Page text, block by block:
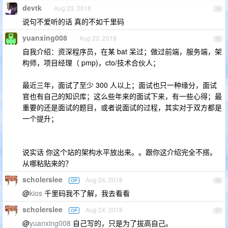
74
devtk Aug 23, 2018
说句不爱听的话 真的不如千里码
75
yuanxing008 Aug 23, 2018
自我介绍：资深程序员，在某 bat 呆过；做过前端，服务端，架
构师，项目经理（ pmp)，cto/技术合伙人；
最近三年，面试了至少 300 人以上；面试也只一种缘分，面试
官也有自己的知识库；这么些年来的面试下来，有一些心得；最
重要的还是面试的题目，或者说面试的过程，其实对于双方都是
一个提升；
说实话 你这个站的架构水平放出来。。跟你这介绍完全不搭。
从哪粘贴来的？
76
scholerslee OP Aug 24, 2018
@kios 千里码我不了解，我去看看
77
scholerslee OP Aug 24, 2018
@yuanxing008 自己写的，只是为了拔高自己。